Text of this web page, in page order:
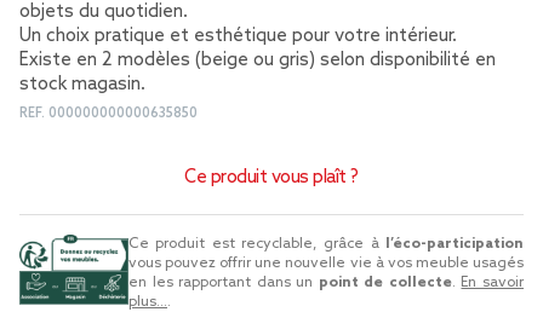
objets du quotidien.
Un choix pratique et esthétique pour votre intérieur.
Existe en 2 modèles (beige ou gris) selon disponibilité en
stock magasin.
REF. 000000000000635850
Ce produit vous plaît ?
Ce produit est recyclable, grâce à
l’éco-participation
vous pouvez offrir une nouvelle vie à vos meuble usagés
en les rapportant dans un point de collecte. En savoir
plus....